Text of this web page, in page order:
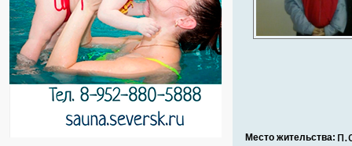
Место жительства: